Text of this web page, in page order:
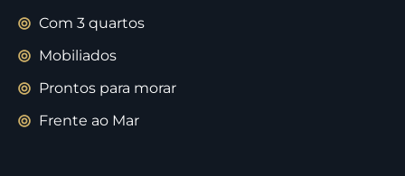
Com 3 quartos
Mobiliados
Prontos para morar
Frente ao Mar